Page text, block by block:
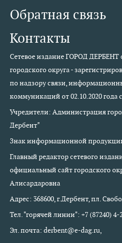
Обратная связь
Контакты
Сетевое издание ГОРОД
городского округа -
по надзору связи,
коммуникаций от 02.10.2020 года
Учредители: Администрация
Дербент"
Знак информационной
Главный редактор сетевого
официальный сайт городского
Алисардаровна
Адрес: 368600, г.Дербент, пл.
Тел. "горячей линии": +7 (87240) 4-
Эл. почта: derbent@e-dag.ru,